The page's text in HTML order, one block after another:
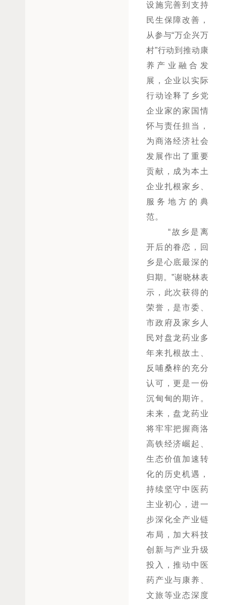
设施完善到支持
民生保障改善，
从参与“万企兴万
村”行动到推动康
养产业融合发
展，企业以实际
行动诠释了乡党
企业家的家国情
怀与责任担当，
为商洛经济社会
发展作出了重要
贡献，成为本土
企业扎根家乡、
服务地方的典
范。
“故乡是离
开后的眷恋，回
乡是心底最深的
归期。”谢晓林表
示，此次获得的
荣誉，是市委、
市政府及家乡人
民对盘龙药业多
年来扎根故土、
反哺桑梓的充分
认可，更是一份
沉甸甸的期许。
未来，盘龙药业
将牢牢把握商洛
高铁经济崛起、
生态价值加速转
化的历史机遇，
持续坚守中医药
主业初心，进一
步深化全产业链
布局，加大科技
创新与产业升级
投入，推动中医
药产业与康养、
文旅等业态深度